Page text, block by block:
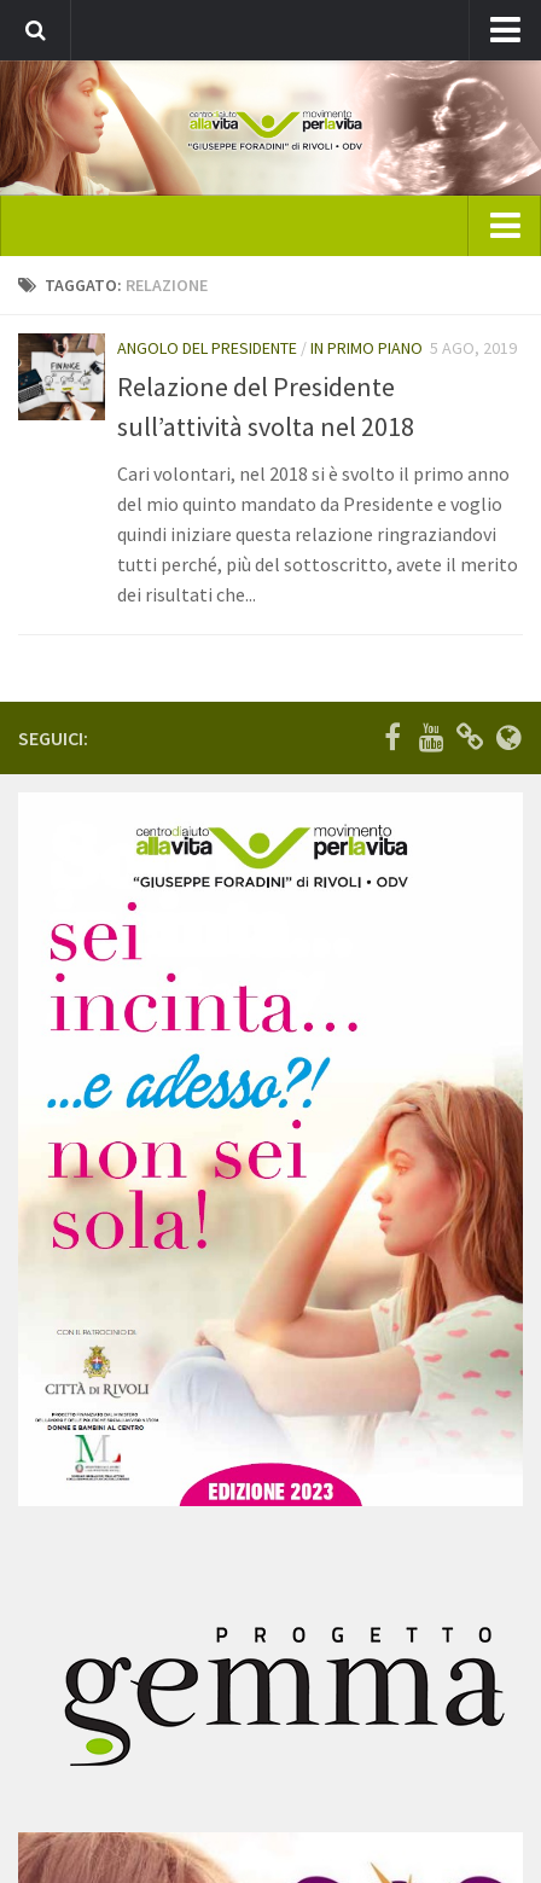
Registrati
Home
Chi siamo
Direttivo
Pubblicazione: ViVo
Fotografie
Video
Bomboniere
Contatta l’associazione
Contatti
Servizi
Registrati
TAGGATO: RELAZIONE
ANGOLO DEL PRESIDENTE /IN PRIMO PIANO 5 AGO, 2019
Relazione del Presidente
sull’attività svolta nel 2018
Cari volontari, nel 2018 si è svolto il primo anno
del mio quinto mandato da Presidente e voglio
quindi iniziare questa relazione ringraziandovi
tutti perché, più del sottoscritto, avete il merito
dei risultati che...
SEGUICI: